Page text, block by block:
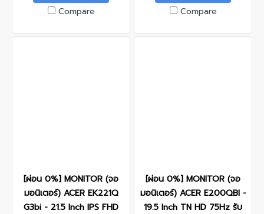
Compare
Compare
[ผ่อน 0%] MONITOR (จอ
มอนิเตอร์) ACER EK221Q
G3bi - 21.5 Inch IPS FHD
[ผ่อน 0%] MONITOR (จอ
มอนิเตอร์) ACER E200QBI -
19.5 Inch TN HD 75Hz รับ